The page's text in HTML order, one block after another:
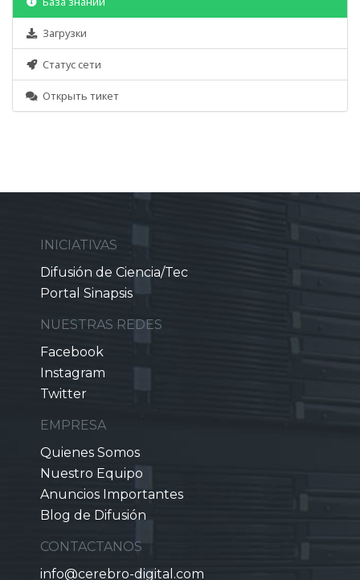
Загрузки
Статус сети
Открыть тикет
INICIATIVAS
Difusión de Ciencia/Tec
Portal Sinapsis
NUESTRAS REDES
Facebook
Instagram
Twitter
EMPRESA
Quienes Somos
Nuestro Equipo
Anuncios Importantes
Blog de Difusión
CONTACTANOS
info@cerebro-digital.com